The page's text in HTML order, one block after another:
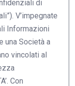
di
V’impegnate
Informazioni
una Società a
vincolati al
Con